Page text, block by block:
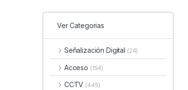
Ver Categorias
Señalización Digital (24)
Acceso (154)
CCTV (445)